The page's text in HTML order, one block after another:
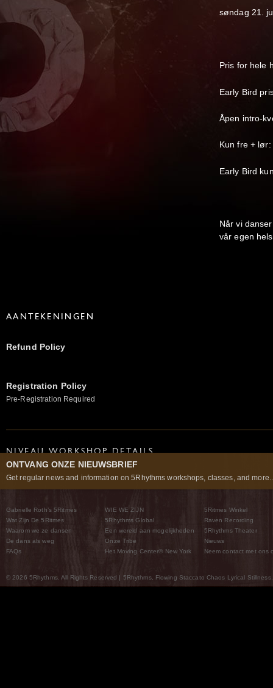
søndag 21.
Pris for hele
Early Bird
Åpen intro-
Kun fre +
Early Bird
Når vi
vår egen
AANTEKENINGEN
Refund Policy
Registration Policy
Pre-Registration Required
NIVEAU WORKSHOP DETAILS
In een 5Ritmes® Waves Workshop ervaar je de basis van het gehele
hun polariteiten. VOORWAARDE VOOR DEELNAME: Geen.
ONTVANG ONZE NIEUWSBRIEF
Get regular news and information on 5Rhythms workshops, classes, and
Gabrielle Roth’s 5Ritmes
Wat Zijn De 5Ritmes
Waarom we ze dansen
De dans als weg
FAQs
WIE WE ZIJN
5Rhythms Global
Een wereld aan mogelijkheden
Onze Tribe
Het Moving Center® New York
5Ritmes Winkel
Raven Recording
5Rhythms Theater
Nieuws
Neem contact met ons
© 2026 5Rhythms. All Rights Reserved | 5Rhythms, Flowing Staccato Chaos Lyrical